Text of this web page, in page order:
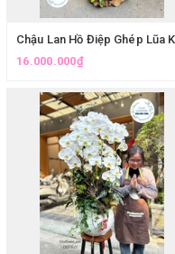
16.000.000₫